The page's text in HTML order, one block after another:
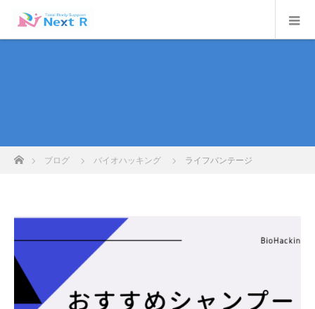
ブログ バイオハッキング ライフバンテージ